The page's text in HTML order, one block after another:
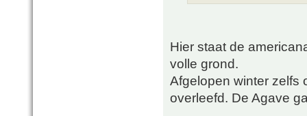
Hier staat de
volle grond.
Afgelopen winter zelfs
overleefd. De Agave